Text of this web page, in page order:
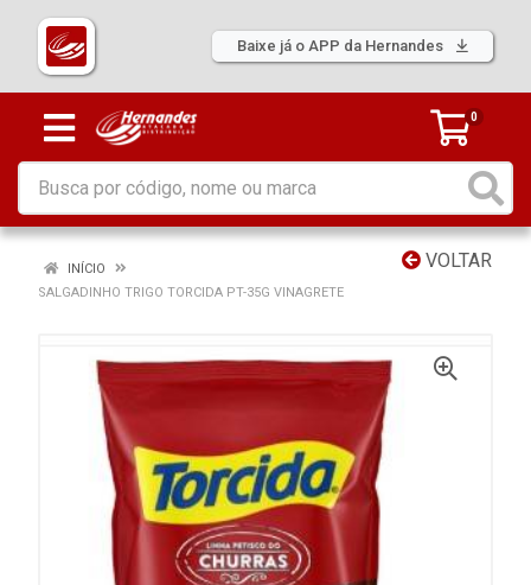
Baixe já o APP da Hernandes
0
VOLTAR
INÍCIO
SALGADINHO TRIGO TORCIDA PT-35G VINAGRETE